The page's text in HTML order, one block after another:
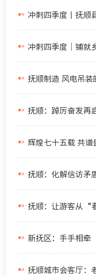
抚顺制造 风电吊装
抚顺：踔厉奋发再
辉煌七十五载 共谱
新抚区：手手相